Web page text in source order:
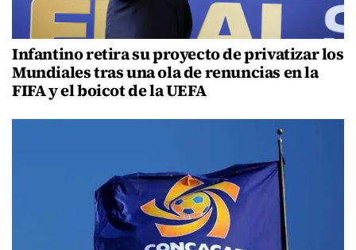
Infantino retira su proyecto de privatizar los
Mundiales tras una ola de renuncias en la
FIFA y el boicot de la UEFA